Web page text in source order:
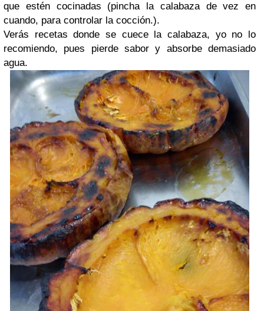
que estén cocinadas (pincha la calabaza de vez en
cuando, para controlar la cocción.).
Verás recetas donde se cuece la calabaza, yo no lo
recomiendo, pues pierde sabor y absorbe demasiado
agua.